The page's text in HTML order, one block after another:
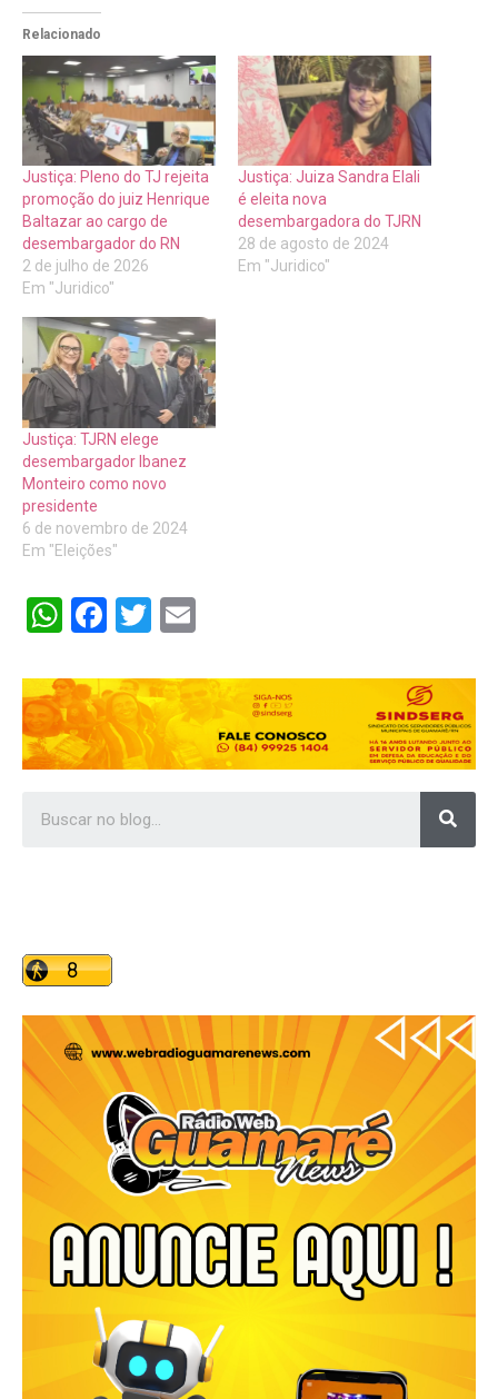
Relacionado
Justiça: Pleno do TJ rejeita
promoção do juiz Henrique
Baltazar ao cargo de
desembargador do RN
2 de julho de 2026
Em "Juridico"
Justiça: Juiza Sandra Elali
é eleita nova
desembargadora do TJRN
28 de agosto de 2024
Em "Juridico"
Justiça: TJRN elege
desembargador Ibanez
Monteiro como novo
presidente
6 de novembro de 2024
Em "Eleições"
WhatsApp
Facebook
Twitter